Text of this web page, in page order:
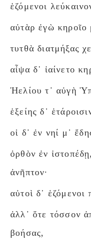
ἑζόμενοι
αὐτὰρ ἐγὼ κηροῖο
τυτθὰ διατμήξας
αἶψα δ᾽ ἰαίνετο
Ἠελίου τ᾽ αὐγὴ
ἑξείης δ᾽
οἱ δ᾽ ἐν νηί μ᾽
ὀρθὸν ἐν
ἀνῆπτον·
αὐτοὶ δ᾽ ἑζόμενοι
ἀλλ᾽ ὅτε τόσσον
βοήσας,